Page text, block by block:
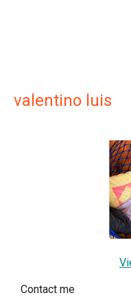
valentino luis
Contact me